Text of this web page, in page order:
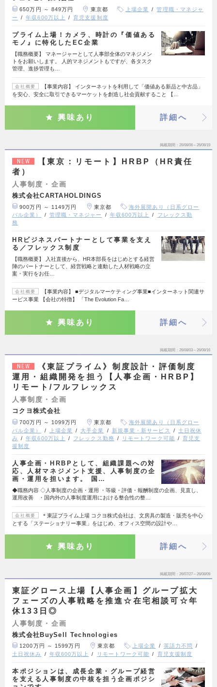
650万円 ～ 849万円 東京都 上場企業
管理職・マネジャ
ー
年収600万以上 育児支援制度
プライム上場！カメラ、時計の『価値ある
モノ』に特化したEC企業
【職務概要】 マネージャーとして人事部全体のマネジメン
トをお願いします。 人的マネジメントもですが、各タスク
管理、進捗管理も…
会社概要
【事業内容】 インターネットを利用して「価値ある新品と中古品」
を安心、安全に取引できるマーケットを創造し社会貢献すること 【…
興味あり 詳細へ
掲載期間 26/08/06～26/08/19
NEW
【東京：リモート】HRBP（HR責任
者）
人事制度・企画
株式会社CARTAHOLDINGS
900万円 ～ 1149万円 東京都
海外展開あり（日系グロー
バル企業）
管理職・マネジャー 年収600万以上
フレックス勤
務
HRビジネスパートナーとして事業を支え
る／フレックス制度
【職務概要】 入社直後から、HR本部長をはじめとする経営
陣のパートナーとして、経営戦略と連動した人材戦略の立
案・実行をお任…
会社概要
【事業内容】 ■デジタルマーケティング事業■インターネット関連サ
ービス事業 【会社の特徴】 「The Evolution Fa…
興味あり 詳細へ
掲載期間 26/08/03～26/08/16
NEW
《東証プライム》制度設計・評価制度
運用・組織開発を担う【人事企画・HRBP】
リモート/フルフレックス
人事制度・企画
コクヨ株式会社
700万円 ～ 1099万円 東京都
海外展開あり（日系グロー
バル企業）
上場企業 大手企業 新規事業・新サービス
土日祝休
み
年収600万以上 フレックス勤務 リモートワーク可能
育児支
援制度
人事企画・HRBPとして、組織課題への対
応、人材マネジメント支援、人事制度の企
画・運用を担います。 国…
◆職務内容 ◇人事制度の企画・運用 ・等級・評価・報酬制度の企画、見直し、
運用改善 ・国内外の人事制度運用における整合性の整…
会社概要
＊東証プライム上場 コクヨ株式会社は、文房具の製造・販売を中心
とする「ステーショナリー事業」をはじめ、オフィス空間の設計や…
興味あり 詳細へ
掲載期間 26/07/27～26/08/09
東証グロース上場【人事企画】グループ拡大
フェーズの人事戦略を推進☆在宅相談可☆年
休133日◎
人事制度・企画
株式会社BuySell Technologies
1200万円 ～ 1599万円 東京都 上場企業
英語力不問
土日祝休み
年収600万以上 リモートワーク可能 育児支援制度
本ポジションは、成長企業・グループ経営
を支える人事制度の中核を担う企画ポジシ